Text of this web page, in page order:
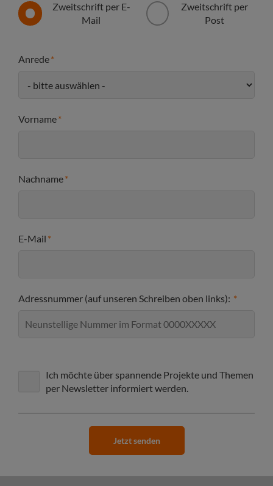
Zweitschrift per E-
Mail
Zweitschrift per
Post
Anrede
Vorname
Nachname
E-Mail
Adressnummer (auf unseren Schreiben oben links):
Ich möchte über spannende Projekte und Themen
per Newsletter informiert werden.
Jetzt senden